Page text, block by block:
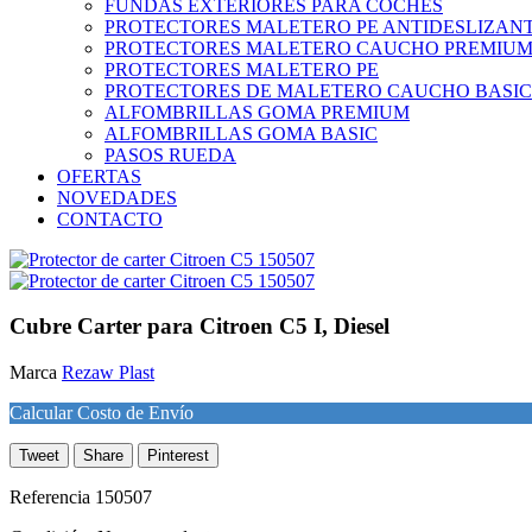
FUNDAS EXTERIORES PARA COCHES
PROTECTORES MALETERO PE
PROTECTORES MALETERO CAUCHO PREMIUM
PROTECTORES MALETERO PE
PROTECTORES DE MALETERO CAUCHO BASIC
ALFOMBRILLAS GOMA PREMIUM
ALFOMBRILLAS GOMA BASIC
PASOS RUEDA
OFERTAS
NOVEDADES
CONTACTO
Cubre Carter para Citroen C5 I, Diesel
Marca Rezaw Plast
Calcular Costo de Envío
Tweet Share Pinterest
Referencia 150507